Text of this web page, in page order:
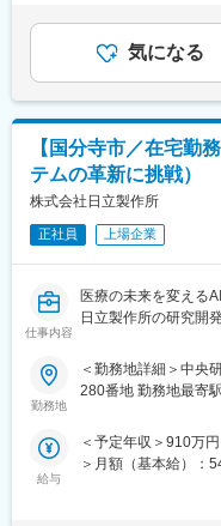
適したプロジェクト
変更の範囲：会社の
・AI（脳電極、画像
・医療機器(医用映
・車載機器(HV/EV/
・モバイル/通信機器
ど) 他
■開発環境：
言語：C、C++、C#
■業務の魅力：
ィングな仕事です。
で腕を磨けます。
■当社の魅力：
・圧倒的な技術領域
す。
月・12月）賃金はあ
下する可能性があり
す。
気になる
【国分寺市／在宅勤
テムの革新に挑戦）
株式会社日立製作所
正社員 上場企業
仕事内容
医療の未来を変える
日立製作所の研究開
盤に、医療分野の診
ションを創出してい
【職務概要】
勤務地
＜勤務地詳細＞中央
280番地 勤務地最寄
む）
給与
＜予定年収＞910万
＞月額（基本給）：